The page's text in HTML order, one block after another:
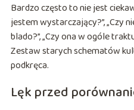
Bardzo często to nie jest
jestem wystarczający?”, „Czy
blado?”, „Czy ona w ogóle
Zestaw starych schematów
podkręca.
Lęk przed